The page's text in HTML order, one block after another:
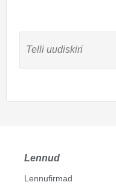
Lennud
Lennufirmad